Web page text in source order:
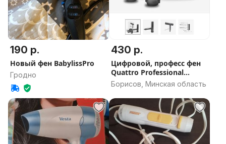
190 р.
Новый фен BabylissPro
Гродно
430 р.
Цифровой, професс фен
Quattro Professional
Athena
Борисов, Минская область